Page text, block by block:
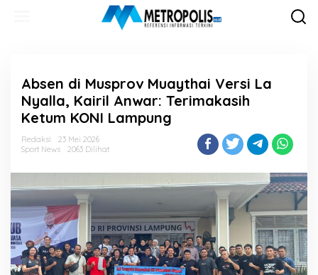
Absen di Musprov Muaythai Versi La
Nyalla, Kairil Anwar: Terimakasih
Ketum KONI Lampung
Redaksi
23 Mei 2026
Sport News
2063 Dilihat